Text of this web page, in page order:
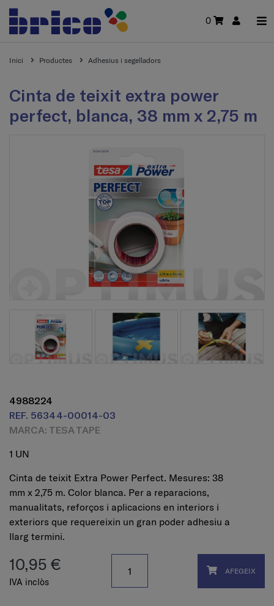
0
Inici Productes Adhesius i segelladors
Cinta de teixit extra power
perfect, blanca, 38 mm x 2,75 m
4988224
REF. 56344-00014-03
MARCA: TESA TAPE
1 UN
Cinta de teixit Extra Power Perfect. Mesures: 38
mm x 2,75 m. Color blanca. Per a reparacions,
manualitats, reforços i aplicacions en interiors i
exteriors que requereixin un gran poder adhesiu a
llarg termini.
10,95 €
IVA inclòs
AFEGEIX